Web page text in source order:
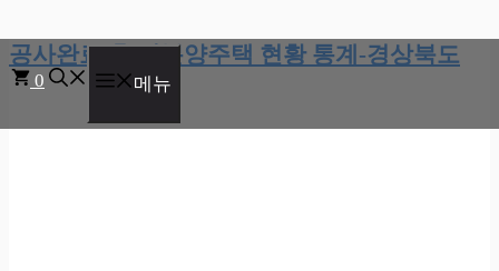
컨
텐
0 메뉴
공사완료 후 미분양주택 현황 통계-경상북도